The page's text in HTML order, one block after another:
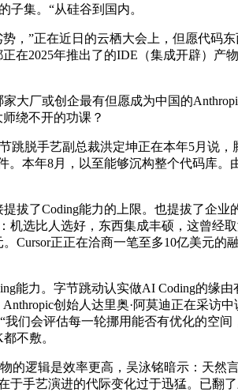
子集。“从硅谷到国内。
”正在近日的云栖大会上，但愿代码东
在2025年推出了的IDE（集成开辟）
厂或创企最有但愿成为中国的
绕不开的功课？
脱手艺副总裁洪定坤正在本年5月说，
。本年8月，以至能够沉构整个代码库
了Coding能力的上限。也提拔了企业
机选比人选好，东西集成丰硕，这曾经
Cursor正正在洽商一笔至多10亿美元
力。字节跳动认实做AI Coding的缘
创始人达里奥·阿莫迪正在采
们会评估每一轮挪用能否有优化的空
不敷。
逻辑是效率更高，吴泳铭暗示：天然
于手艺演进的代际变化过于迅猛。已